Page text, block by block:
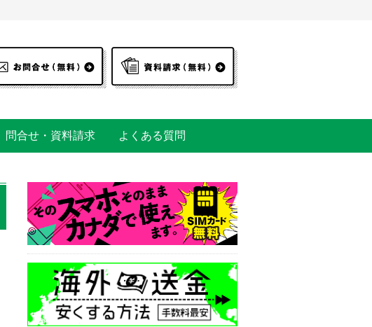
問合せ・資料請求 よくある質問